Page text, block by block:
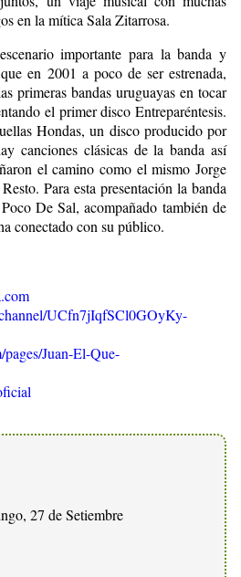
en la mítica Sala Zitarrosa.
importante para la banda y
en 2001 a poco de ser estrenada,
primeras bandas uruguayas en tocar
el primer disco Entreparéntesis.
Hondas, un disco producido por
canciones clásicas de la banda así
el camino como el mismo Jorge
Para esta presentación la banda
De Sal, acompañado también de
conectado con su público.
UCfn7jIqfSCl0GOyKy-
Juan-El-Que-
27 de Setiembre